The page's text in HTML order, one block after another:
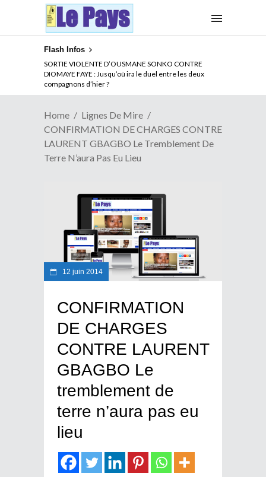
Flash Infos
SORTIE VIOLENTE D’OUSMANE SONKO CONTRE
DIOMAYE FAYE : Jusqu’où ira le duel entre les deux
compagnons d’hier ?
NOUVELLE ATTAQUE MEURTRIERE DES ADF EN RDC :
Comment arrêter la spirale de la violence au Congo
Home
Lignes De Mire
CONFIRMATION DE CHARGES CONTRE
LAURENT GBAGBO Le Tremblement De
Terre N’aura Pas Eu Lieu
12 juin 2014
CONFIRMATION
DE CHARGES
CONTRE LAURENT
GBAGBO Le
tremblement de
terre n’aura pas eu
lieu